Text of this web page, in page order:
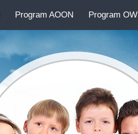
Program AOON Program OW